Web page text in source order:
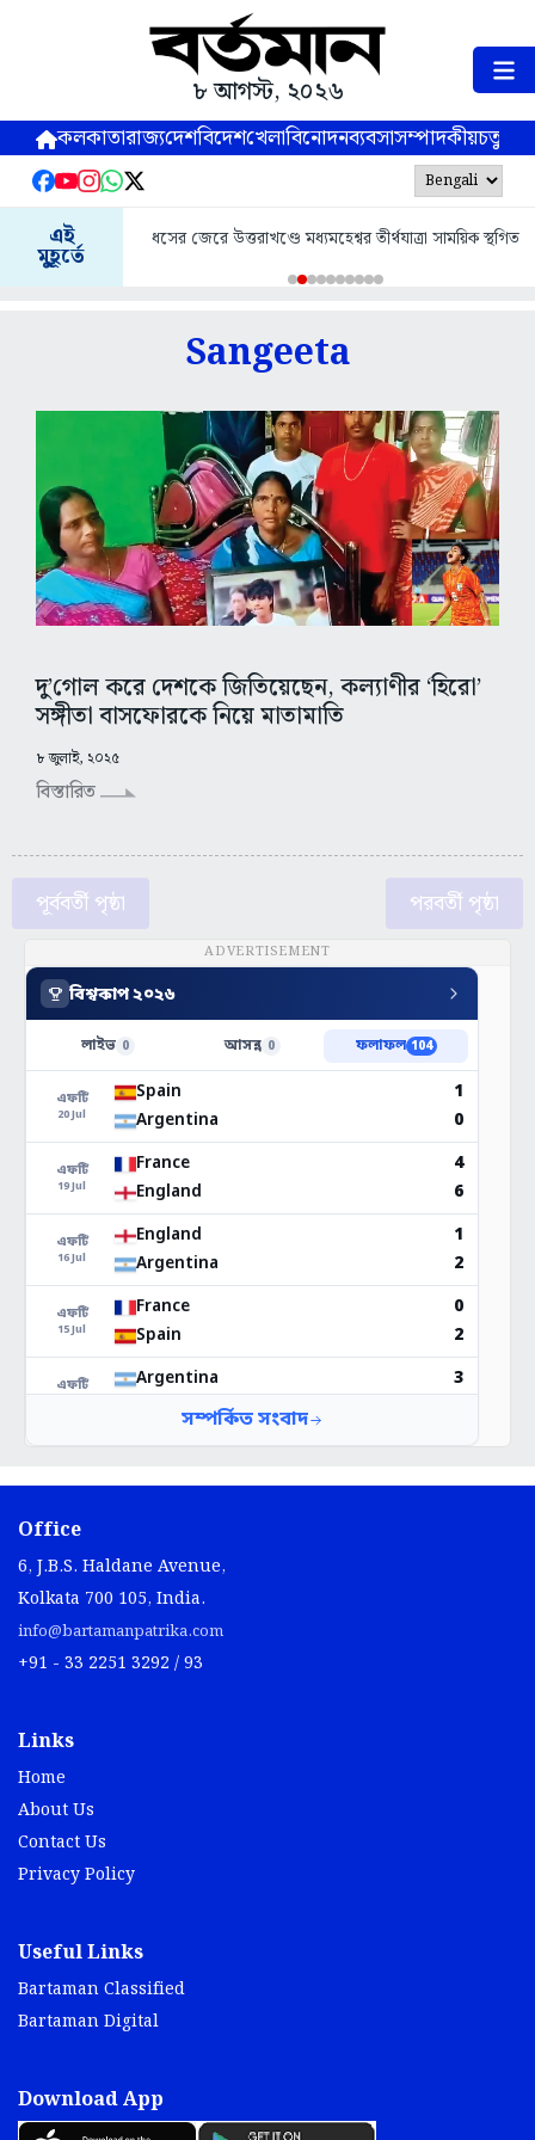
৮ আগস্ট, ২০২৬
কলকাতারাজ্যদেশবিদেশখেলাবিনোদনব্যবসাসম্পাদকীয়
এই
মুহূর্তে
ধসের জেরে উত্তরাখণ্ডে মধ্যমহেশ্বর তীর্থযাত্রা সাময়িক স্থগিত
Sangeeta
দু’গোল করে দেশকে জিতিয়েছেন, কল্যাণীর ‘হিরো’
সঙ্গীতা বাসফোরকে নিয়ে মাতামাতি
৮ জুলাই, ২০২৫
বিস্তারিত
পূর্ববর্তী পৃষ্ঠা পরবর্তী পৃষ্ঠা
ADVERTISEMENT
Office
6, J.B.S. Haldane Avenue,
Kolkata 700 105, India.
info@bartamanpatrika.com
+91 - 33 2251 3292 / 93
Links
Home
About Us
Contact Us
Privacy Policy
Useful Links
Bartaman Classified
Bartaman Digital
Download App